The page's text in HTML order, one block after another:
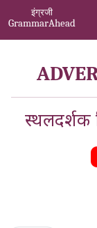
इंग्रजी
GrammarAhead
स्थलदर्शक